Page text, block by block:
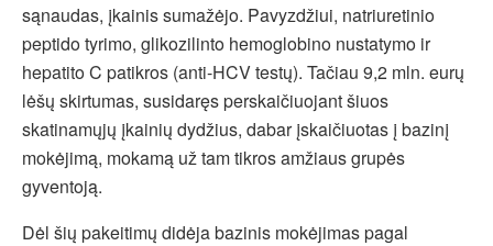
sąnaudas, įkainis sumažėjo. Pavyzdžiui, natriuretinio
peptido tyrimo, glikozilinto hemoglobino nustatymo ir
hepatito C patikros (anti-HCV testų). Tačiau 9,2 mln. eurų
lėšų skirtumas, susidaręs perskaičiuojant šiuos
skatinamųjų įkainių dydžius, dabar įskaičiuotas į bazinį
mokėjimą, mokamą už tam tikros amžiaus grupės
gyventoją.
Dėl šių pakeitimų didėja bazinis mokėjimas pagal